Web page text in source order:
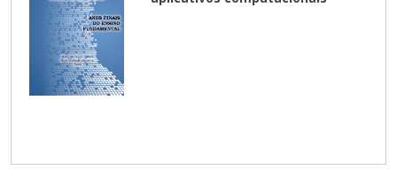
de Idiomas
Médicas
Conosco
& Você - Comunidade
Gustavo Adolfo